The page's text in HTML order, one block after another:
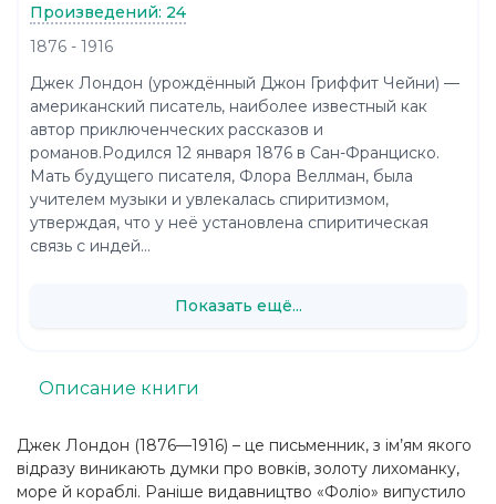
Джек Лондон (1876—1916) – це письменник, з ім’ям якого
відразу виникають думки про вовків, золоту лихоманку,
море й кораблі. Раніше видавництво «Фоліо» випустило
Описание книги
Произведений: 24
1876 - 1916
Джек Лондон (урождённый Джон Гриффит Чейни) —
американский писатель, наиболее известный как
автор приключенческих рассказов и
романов.Родился 12 января 1876 в Сан-Франциско.
Мать будущего писателя, Флора Веллман, была
учителем музыки и увлекалась спиритизмом,
утверждая, что у неё установлена спиритическая
связь с индей...
Показать ещё...